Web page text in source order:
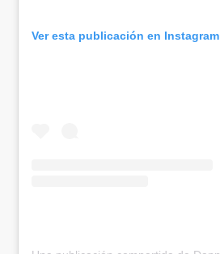
Ver esta publicación en Instagram